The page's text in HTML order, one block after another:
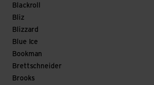
Blackroll
Bliz
Blizzard
Blue Ice
Bookman
Brettschneider
Brooks